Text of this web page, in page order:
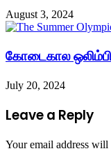
August 3, 2024
கோடைகால
July 20, 2024
Leave a Reply
Your email address will